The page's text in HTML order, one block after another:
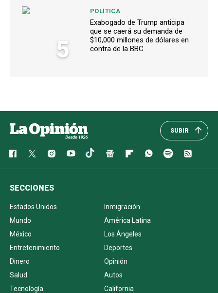
5
POLÍTICA
Exabogado de Trump anticipa
que se caerá su demanda de
$10,000 millones de dólares en
contra de la BBC
SUBIR
SECCIONES
Estados Unidos
Inmigración
Mundo
América Latina
México
Los Ángeles
Entretenimiento
Deportes
Dinero
Opinión
Salud
Autos
Tecnología
California